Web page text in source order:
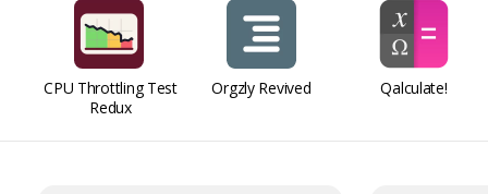
CPU Throttling Test
Redux
Orgzly Revived Qalculate!